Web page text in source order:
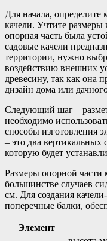
Для начала, определите
качели. Учтите
опорная часть была
садовые качели
территории, нужно
воздействию внешних
древесину, так как она
дизайн дома или
Следующий шаг –
необходимо
способы изготовления
– это два вертикальных
которую будет
Размеры опорной части
большинстве случаев
см. Для создания
поперечные балки,
Элемент